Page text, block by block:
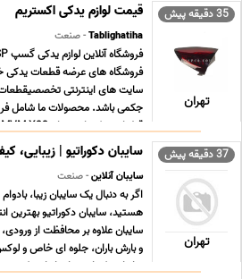
35 دقیقه پیش
تهران
قیمت لوازم یدکی اکستریم
Tablighatiha- صنعت
فروشگاه های عرضه قطعات یدکی
سایت های اینترنتی تخصصیقطعات
قطعات یدکی ام وی ام MVM X33 , قطعات یدکی دانگ فنگ ... ...
37 دقیقه پیش
تهران
سایبان دکوراتیو |
سایبان آنلاین- صنعت
اگر به دنبال یک سایبان زیبا،
هستید، سایبان دکوراتیو
سایبان علاوه بر محافظت از ورودی،
و بارش باران، جلوه ای خاص و
سایبان دکوراتیو ما سایبان دکو